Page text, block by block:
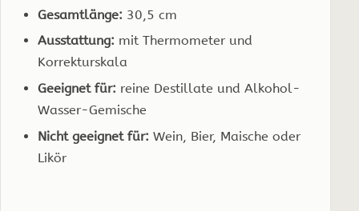
Gesamtlänge: 30,5 cm
Ausstattung: mit Thermometer und
Korrekturskala
Geeignet für: reine Destillate und Alkohol-
Wasser-Gemische
Nicht geeignet für: Wein, Bier, Maische oder
Likör